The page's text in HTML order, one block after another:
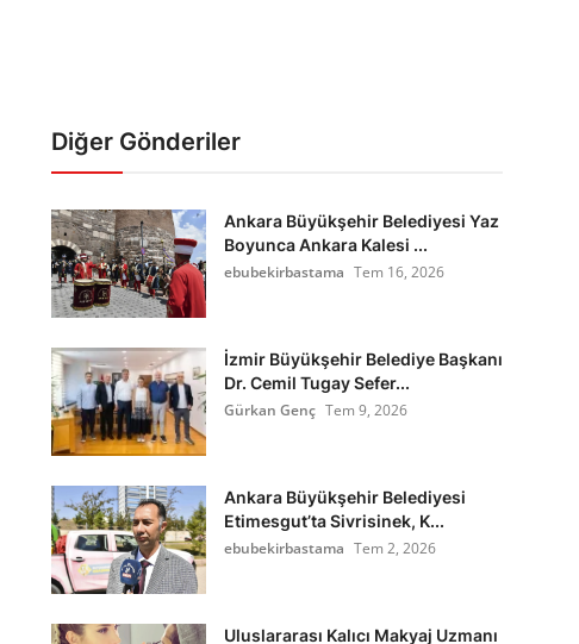
Diğer Gönderiler
Ankara Büyükşehir Belediyesi Yaz
Boyunca Ankara Kalesi ...
ebubekirbastama Tem 16, 2026
İzmir Büyükşehir Belediye Başkanı
Dr. Cemil Tugay Sefer...
Gürkan Genç Tem 9, 2026
Ankara Büyükşehir Belediyesi
Etimesgut’ta Sivrisinek, K...
ebubekirbastama Tem 2, 2026
Uluslararası Kalıcı Makyaj Uzmanı